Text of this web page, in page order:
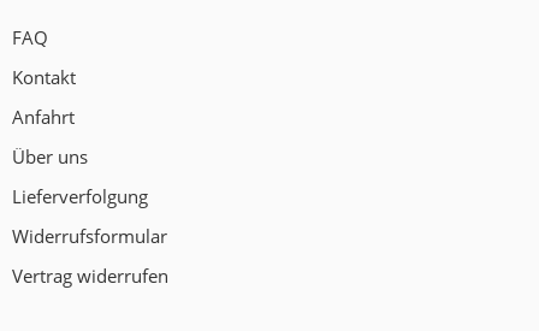
FAQ
Kontakt
Anfahrt
Über uns
Lieferverfolgung
Widerrufsformular
Vertrag widerrufen